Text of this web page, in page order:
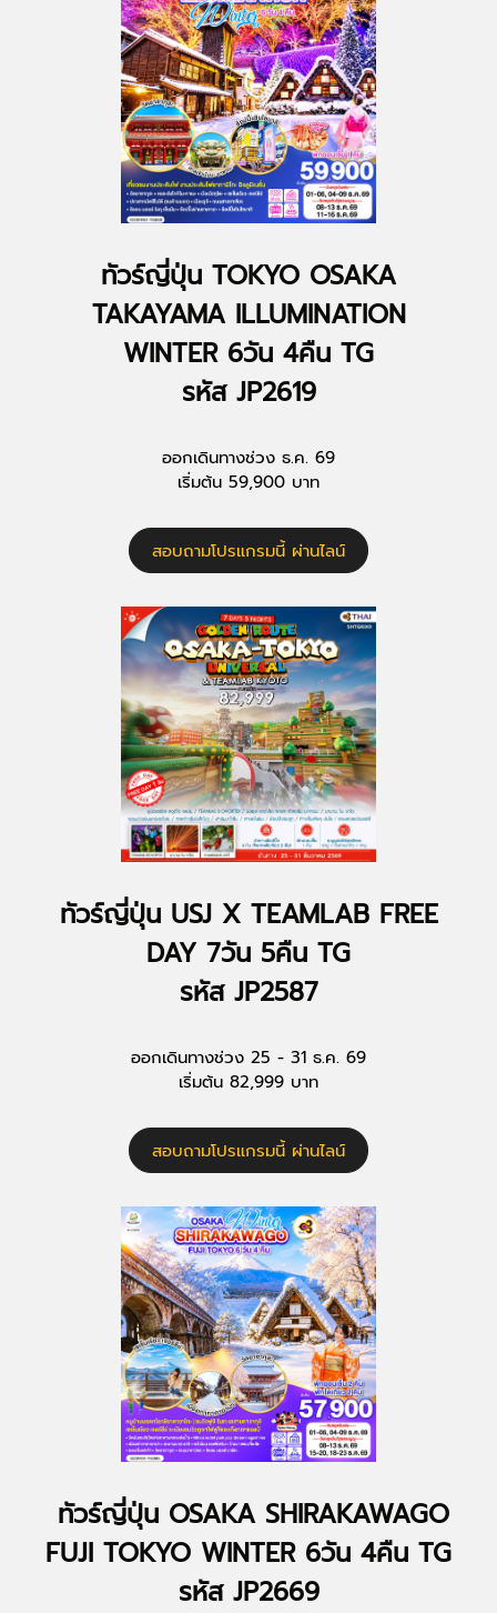
ทัวร์ญี่ปุ่น TOKYO OSAKA
TAKAYAMA ILLUMINATION
WINTER 6วัน 4คืน TG
รหัส JP2619
ออกเดินทางช่วง ธ.ค. 69
เริ่มต้น 59,900 บาท
สอบถามโปรแกรมนี้ ผ่านไลน์
ทัวร์ญี่ปุ่น USJ X TEAMLAB FREE
DAY 7วัน 5คืน TG
รหัส JP2587
ออกเดินทางช่วง 25 - 31 ธ.ค. 69
เริ่มต้น 82,999 บาท
สอบถามโปรแกรมนี้ ผ่านไลน์
ทัวร์ญี่ปุ่น OSAKA SHIRAKAWAGO
FUJI TOKYO WINTER 6วัน 4คืน TG
รหัส JP2669